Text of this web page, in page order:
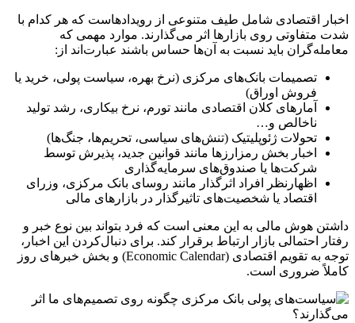
اخبار اقتصادی شامل طیف متنوعی از رویدادهاست که هر کدام با
شدت متفاوتی روی بازارها اثر می‌گذارند. موارد مهمی که
معامله‌گران باید نسبت به آن‌ها حساس باشند عبارت‌اند از:
تصمیمات بانک‌های مرکزی (نرخ بهره، سیاست پولی، خرید یا
فروش اوراق)
آمارهای کلان اقتصادی مانند تورم، نرخ بیکاری، رشد تولید
ناخالص و…
تحولات ژئوپلیتیک (تنش‌های سیاسی، تحریم‌ها، جنگ‌ها)
اخبار بخش رمز‌ارزها مانند قوانین جدید، پذیرش توسط
شرکت‌ها یا صندوق‌های سرمایه‌گذاری
اظهارنظر افراد اثرگذار مانند روسای بانک مرکزی، وزرای
اقتصاد یا شخصیت‌های تاثیرگذار در بازار‌های مالی
داشتن هوش مالی به این معنی است که فرد بتواند بین نوع خبر و
رفتار احتمالی بازار ارتباط برقرار کند. برای دنبال‌کردن این اخبار،
توجه به تقویم اقتصادی (Economic Calendar) و بخش خبرهای روز
کاملاً ضروری است.